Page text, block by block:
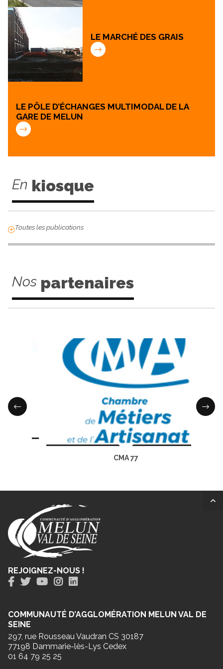
LE MARCHÉ DES GRAIS
LE PÔLE D’ÉCHANGES MULTIMODAL DE LA
GARE DE MELUN
En kiosque
Toutes les publications
Nos partenaires
CMA 77
REJOIGNEZ-NOUS !
COMMUNAUTÉ D’AGGLOMÉRATION MELUN VAL DE
SEINE
297, rue Rousseau Vaudran CS 30187
77198 Dammarie-lès-Lys Cedex
01 64 79 25 25